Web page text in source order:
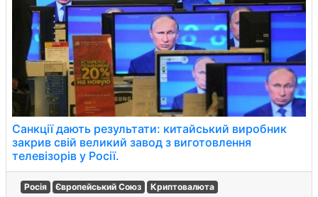
Санкції дають результати: китайський виробник
закрив свій великий завод з виготовлення
телевізорів у Росії.
Росія Європейський Союз Криптовалюта